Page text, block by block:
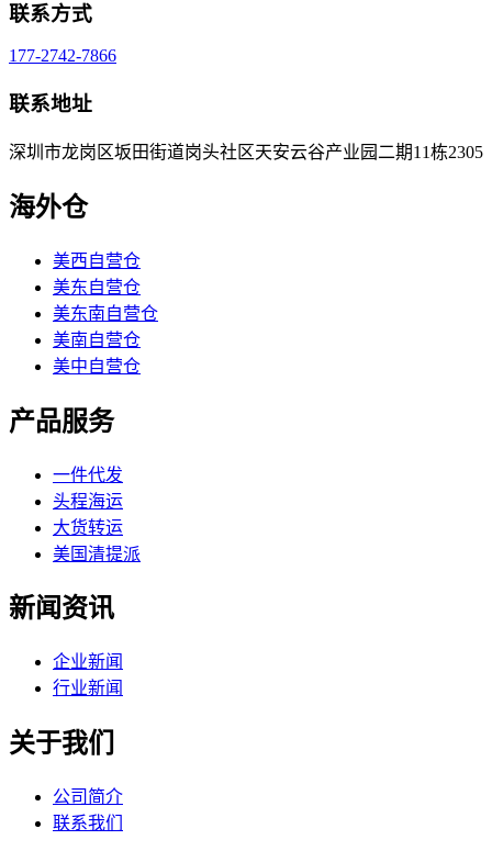
联系方式
177-2742-7866
联系地址
深圳市龙岗区坂田街道岗头社区天安云谷产业园二期11栋2305
海外仓
美西自营仓
美东自营仓
美东南自营仓
美南自营仓
美中自营仓
产品服务
一件代发
头程海运
大货转运
美国清提派
新闻资讯
企业新闻
行业新闻
关于我们
公司简介
联系我们